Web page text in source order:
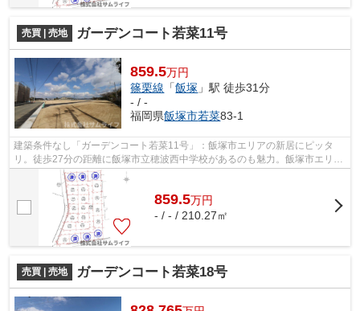
売買 | 売地 ガーデンコート若菜11号
859.5万円
篠栗線 「飯塚 」駅 徒歩31分
- / -
福岡県飯塚市若菜83-1
建築条件なし「ガーデンコート若菜11号」：飯塚市エリアの新居にピッタ
リ。徒歩27分の距離に飯塚市立穂波西中学校があるのも魅力。飯塚市エリア
でマイホームをご検討中でしたら、当社...
859.5万円
- / - / 210.27㎡
売買 | 売地 ガーデンコート若菜18号